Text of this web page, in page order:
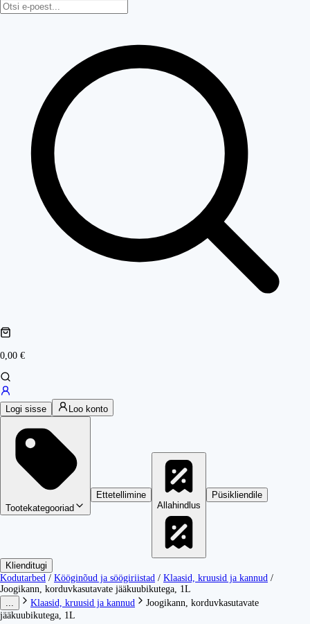
0,00 €
Logi sisse Loo konto
Tootekategooriad
Ettetellimine
Allahindlus
Püsikliendile
Klienditugi
Kodutarbed / Kööginõud ja söögiriistad / Klaasid, kruusid ja kannud /
Joogikann, korduvkasutavate jääkuubikutega, 1L
Klaasid, kruusid ja kannud
Joogikann, korduvkasutavate
jääkuubikutega, 1L